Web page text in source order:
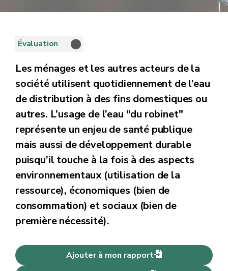
Évaluation
Les ménages et les autres acteurs de la
société utilisent quotidiennement de l’eau
de distribution à des fins domestiques ou
autres. L’usage de l’eau "du robinet"
représente un enjeu de santé publique
mais aussi de développement durable
puisqu’il touche à la fois à des aspects
environnementaux (utilisation de la
ressource), économiques (bien de
consommation) et sociaux (bien de
première nécessité).
Ajouter à mon rapport